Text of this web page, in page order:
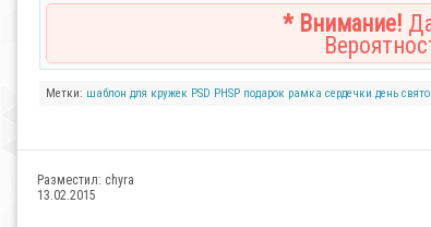
* Внимание!
Метки: шаблон для кружек PSD PHSP подарок рамка сердечки день
Разместил: chyra
13.02.2015